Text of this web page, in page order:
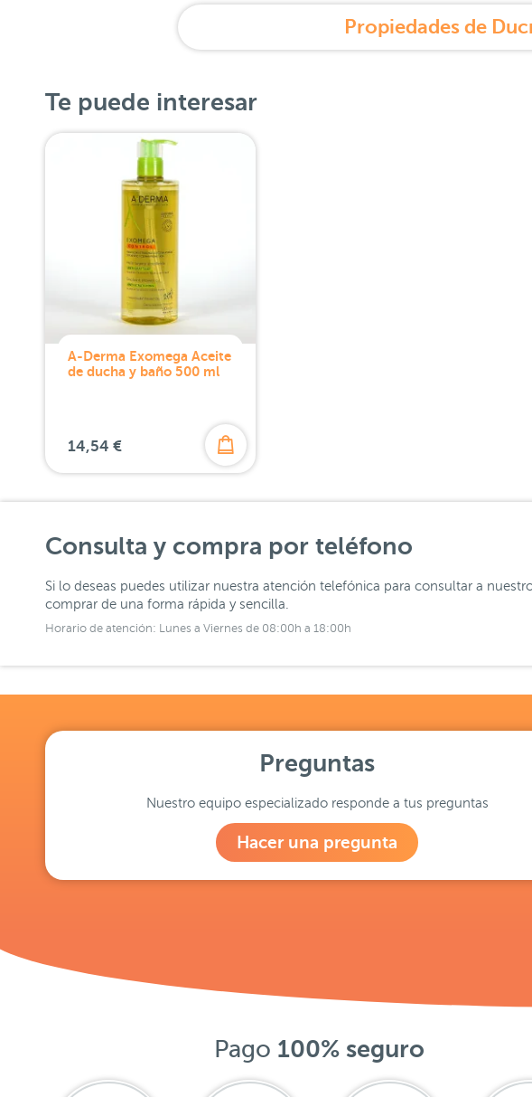
Propiedades de
Te puede interesar
A-Derma Exomega Aceite
de ducha y baño 500 ml
14,54 €
Consulta y compra por teléfono
Si lo deseas puedes utilizar nuestra atención telefónica para consultar a
comprar de una forma rápida y sencilla.
Horario de atención: Lunes a Viernes de 08:00h a 18:00h
Preguntas
Nuestro equipo especializado responde a tus preguntas
Hacer una pregunta
Pago 100% seguro